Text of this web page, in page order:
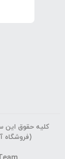
کلیه حقوق این
(فروشگاه